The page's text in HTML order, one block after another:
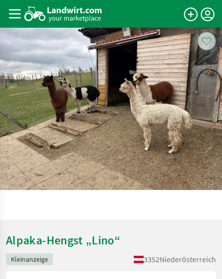
Alpaka-Hengst „Lino“
Kleinanzeige 3352Niederösterreich